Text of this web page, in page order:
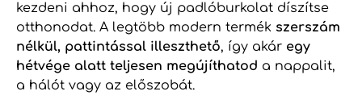
kezdeni ahhoz, hogy új padlóburkolat díszítse
otthonodat. A legtöbb modern termék szerszám
nélkül, pattintással illeszthető, így akár egy
hétvége alatt teljesen megújíthatod a nappalit,
a hálót vagy az előszobát.